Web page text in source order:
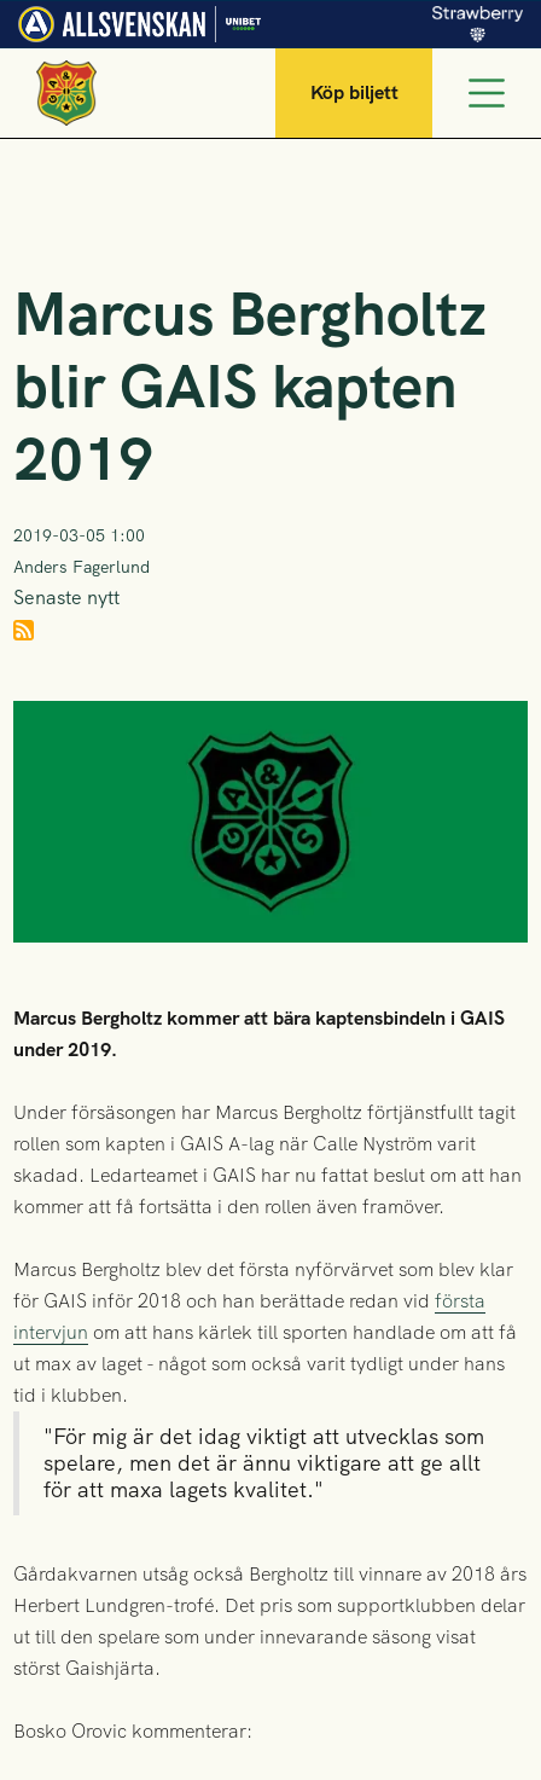
Köp biljett
Marcus Bergholtz
blir GAIS kapten
2019
2019-03-05 1:00
Anders Fagerlund
Senaste nytt
Marcus Bergholtz kommer att bära kaptensbindeln i GAIS
under 2019.
Under försäsongen har Marcus Bergholtz förtjänstfullt tagit
rollen som kapten i GAIS A-lag när Calle Nyström varit
skadad. Ledarteamet i GAIS har nu fattat beslut om att han
kommer att få fortsätta i den rollen även framöver.
Marcus Bergholtz blev det första nyförvärvet som blev klar
för GAIS inför 2018 och han berättade redan vidförsta
intervjun om att hans kärlek till sporten handlade om att få
ut max av laget - något som också varit tydligt under hans
tid i klubben.
"För mig är det idag viktigt att utvecklas som
spelare, men det är ännu viktigare att ge allt
för att maxa lagets kvalitet."
Gårdakvarnen utsåg också Bergholtz till vinnare av 2018 års
Herbert Lundgren-trofé. Det pris som supportklubben delar
ut till den spelare som under innevarande säsong visat
störst Gaishjärta.
Bosko Orovic kommenterar: